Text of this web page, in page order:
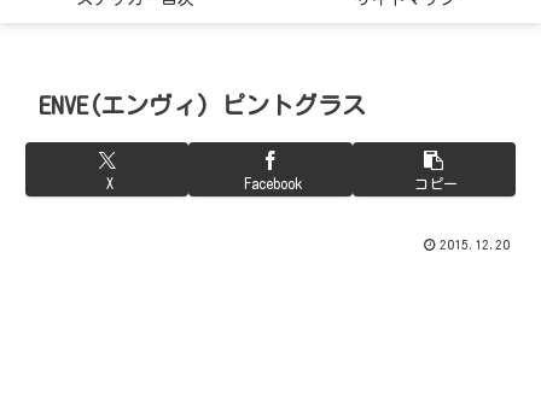
ENVE(エンヴィ) ピントグラス
X Facebook コピー
2015.12.20